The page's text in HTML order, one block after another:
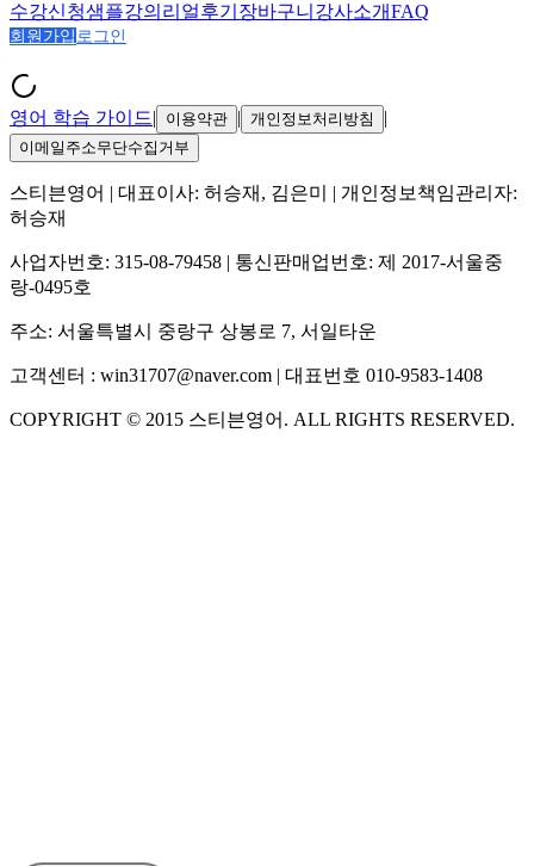
수강신청샘플강의 리얼후기 장바구니 강사소개FAQ
회원가입 로그인
영어 학습 가이드| 이용약관 | 개인정보처리방침 |
이메일주소무단수집거부
스티븐영어 | 대표이사: 허승재, 김은미
| 개인정보책임관리자:
허승재
사업자번호: 315-08-79458 | 통신판매업번호: 제 2017-서울중
랑-0495호
주소: 서울특별시 중랑구 상봉로 7, 서일타운
고객센터 : win31707@naver.com | 대표번호 010-9583-1408
COPYRIGHT © 2015 스티븐영어 . ALL RIGHTS RESERVED.